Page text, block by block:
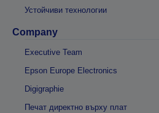
Устойчиви технологии
Company
Executive Team
Epson Europe Electronics
Digigraphie
Печат директно върху плат